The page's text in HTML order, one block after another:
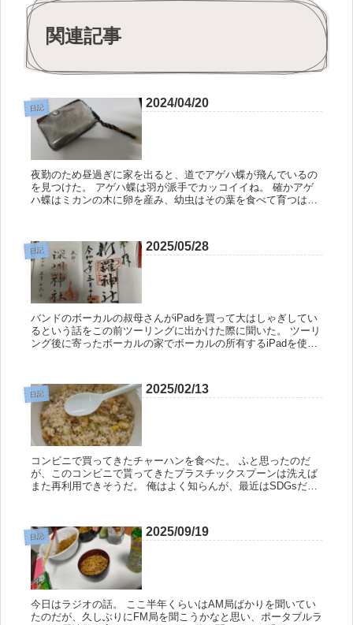
関連記事
日記 2024/04/20
夜勤のため昼過ぎに家を出ると、道でアゲハ蝶が飛んでいるの
を見つけた。 アゲハ蝶は羽が派手でカッコイイね。 確かアゲ
ハ蝶はミカンの木に卵を産み、幼虫はその葉を食べて育つはず
日記 2025/05/28
バンドのボーカルの叔母さんがiPadを買って大はしゃぎしてい
るという話をこの前ツーリングに出かけた際に聞いた。 ツーリ
ング後に寄ったボーカルの家でボーカルの所有するiPadを使っ
日記 2025/02/13
コンビニで買ってきたチャーハンを食べた。 ふと思ったのだ
が、このコンビニで貰ってきたプラスチックスプーンは洗えば
また再利用できそうだ。 俺はよく知らんが、最近はSDGsだと
日記 2025/09/19
今日はラジオの話。 ここ半年くらいはAM局ばかりを聞いてい
たのだが、久しぶりにFM局を聞こうかなと思い、ポータブルラ